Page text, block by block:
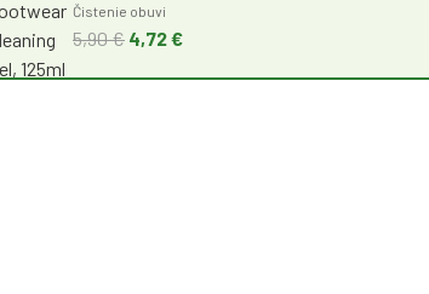
Čistenie obuvi
5,90 € 4,72 €